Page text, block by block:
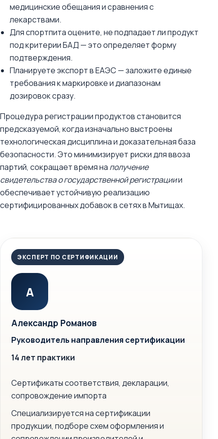
медицинские обещания и сравнения с
лекарствами.
Для спортпита оцените, не подпадает ли продукт
под критерии БАД — это определяет форму
подтверждения.
Планируете экспорт в ЕАЭС — заложите единые
требования к маркировке и диапазонам
дозировок сразу.
Процедура регистрации продуктов становится
предсказуемой, когда изначально выстроены
технологическая дисциплина и доказательная база
безопасности. Это минимизирует риски для ввоза
партий, сокращает время на получение
свидетельства о государственной регистрациии
обеспечивает устойчивую реализацию
сертифицированных добавок в сетях в Мытищах.
ЭКСПЕРТ ПО СЕРТИФИКАЦИИ
А
Александр Романов
Руководитель направления сертификации
14 лет практики
Сертификаты соответствия, декларации,
сопровождение импорта
Специализируется на сертификации
продукции, подборе схем оформления и